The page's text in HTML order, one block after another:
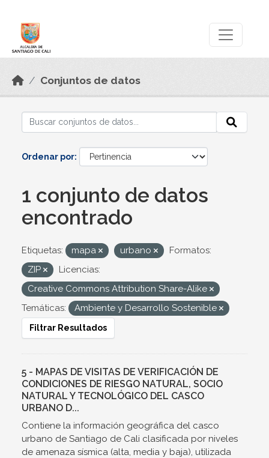
Conjuntos de datos
Ordenar por
1 conjunto de datos
encontrado
Etiquetas: mapa urbano
Formatos:
ZIP
Licencias:
Creative Commons Attribution Share-Alike
Temáticas:
Ambiente y Desarrollo Sostenible
Filtrar Resultados
5 - MAPAS DE VISITAS DE VERIFICACIÓN DE
CONDICIONES DE RIESGO NATURAL, SOCIO
NATURAL Y TECNOLÓGICO DEL CASCO
URBANO D...
Contiene la información geográfica del casco
urbano de Santiago de Cali clasificada por niveles
de amenaza sísmica (alta, media y baja), utilizada